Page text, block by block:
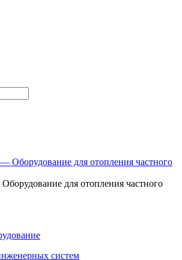
для отопления частного
систем